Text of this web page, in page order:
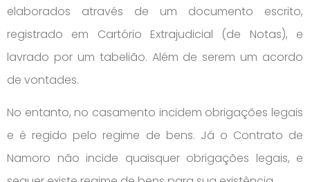
elaborados através de um documento escrito,
registrado em Cartório Extrajudicial (de Notas), e
lavrado por um tabelião. Além de serem um acordo
de vontades.
No entanto, no casamento incidem obrigações legais
e é regido pelo regime de bens. Já o Contrato de
Namoro não incide quaisquer obrigações legais, e